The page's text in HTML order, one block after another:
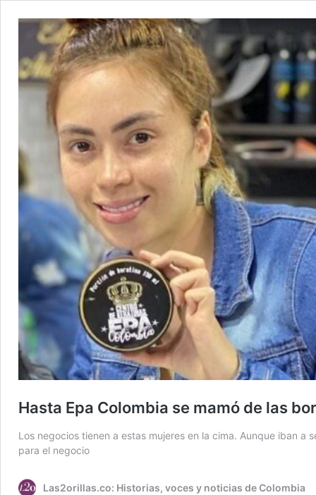
Hasta Epa Colombia se mamó de las
Los negocios tienen a estas mujeres en la cima. Aunque iban a
para el negocio
Las2orillas.co: Historias, voces y noticias de Colombia